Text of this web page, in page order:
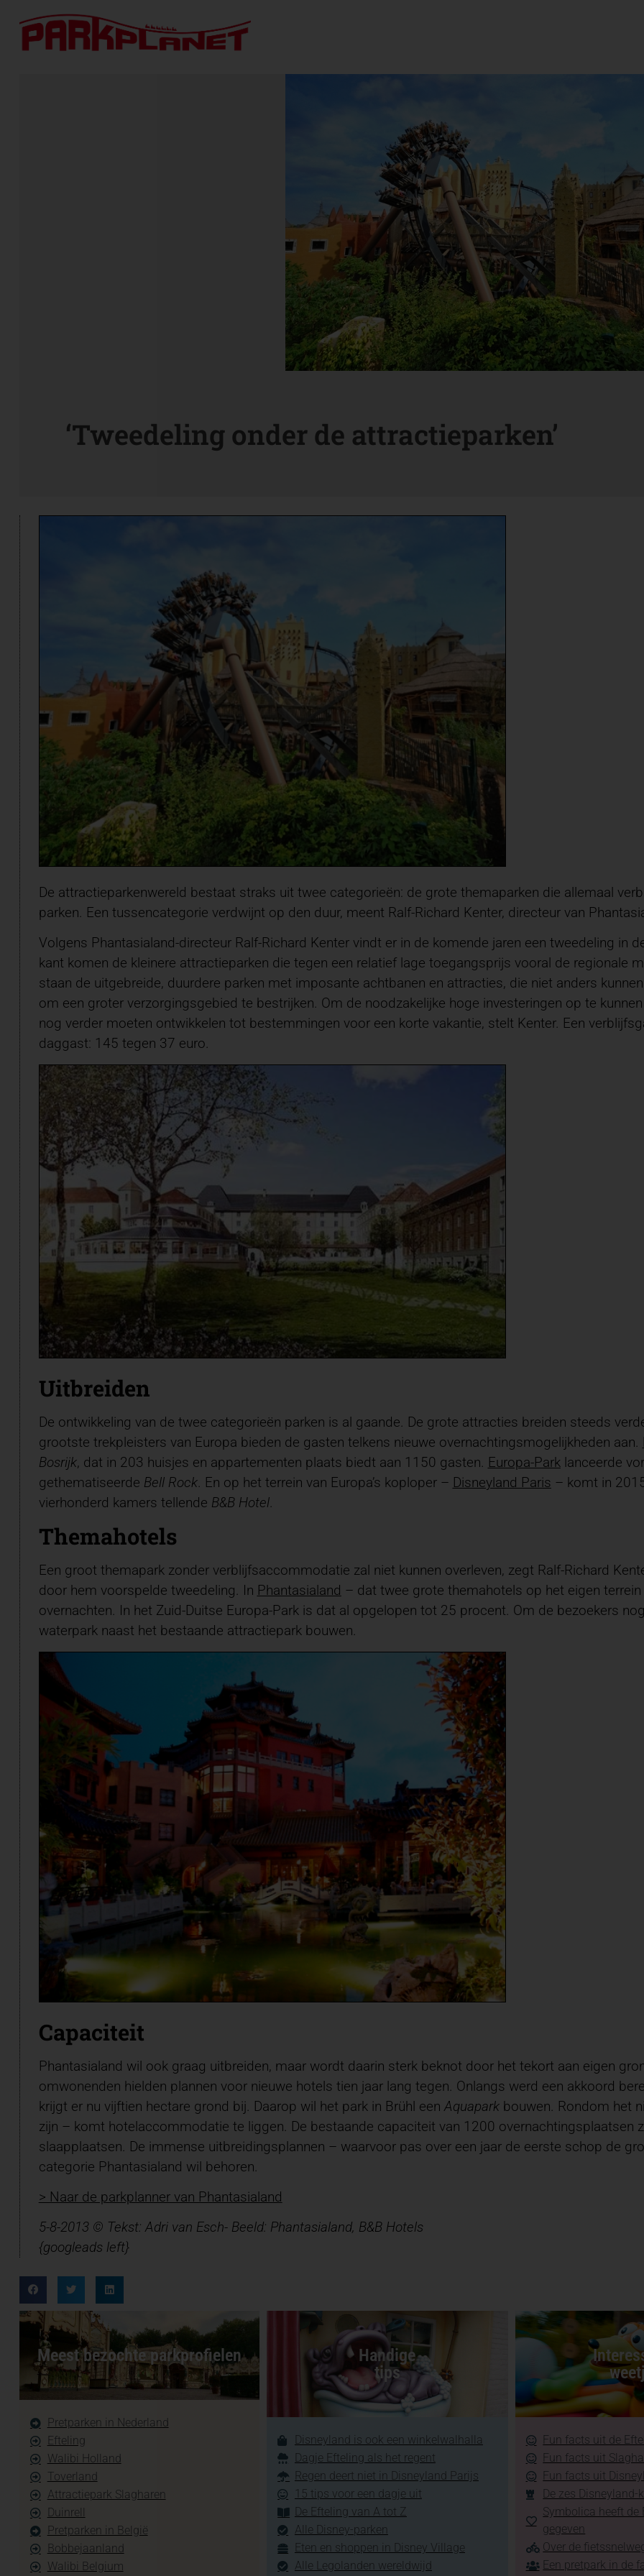
‘Tweedeling onder de attractieparken’
De attractieparkenwereld bestaat straks uit twee categorieën: de grote themaparken die allemaal
parken. Een tussencategorie verdwijnt op den duur, meent Ralf-Richard Kenter, directeur van
Volgens Phantasialand-directeur Ralf-Richard Kenter vindt er in de komende jaren een tweedeling in
kant komen de kleinere attractieparken die tegen een relatief lage toegangsprijs vooral de regionale
staan de uitgebreide, duurdere parken met imposante achtbanen en attracties, die niet anders
om een groter verzorgingsgebied te bestrijken. Om de noodzakelijke hoge investeringen op te
nog verder moeten ontwikkelen tot bestemmingen voor een korte vakantie, stelt Kenter. Een
daggast: 145 tegen 37 euro.
Uitbreiden
De ontwikkeling van de twee categorieën parken is al gaande. De grote attracties breiden steeds
grootste trekpleisters van Europa bieden de gasten telkens nieuwe overnachtingsmogelijkheden aan.
Bosrijk, dat in 203 huisjes en appartementen plaats biedt aan 1150 gasten. Europa-Parklanceerde
gethematiseerde Bell Rock. En op het terrein van Europa’s koploper – Disneyland Paris – komt in
vierhonderd kamers tellende B&B Hotel.
Themahotels
Een groot themapark zonder verblijfsaccommodatie zal niet kunnen overleven, zegt Ralf-Richard
door hem voorspelde tweedeling. In Phantasialand – dat twee grote themahotels op het eigen
overnachten. In het Zuid-Duitse Europa-Park is dat al opgelopen tot 25 procent. Om de bezoekers
waterpark naast het bestaande attractiepark bouwen.
Capaciteit
Phantasialand wil ook graag uitbreiden, maar wordt daarin sterk beknot door het tekort aan eigen
omwonenden hielden plannen voor nieuwe hotels tien jaar lang tegen. Onlangs werd een akkoord
krijgt er nu vijftien hectare grond bij. Daarop wil het park in Brühl een Aquaparkbouwen. Rondom het
zijn – komt hotelaccommodatie te liggen. De bestaande capaciteit van 1200 overnachtingsplaatsen
slaapplaatsen. De immense uitbreidingsplannen – waarvoor pas over een jaar de eerste schop de
categorie Phantasialand wil behoren.
> Naar de parkplanner van Phantasialand
5-8-2013 © Tekst: Adri van Esch- Beeld: Phantasialand, B&B Hotels
{googleads left}
Meest bezochte parkprofielen
Pretparken in Nederland
Efteling
Walibi Holland
Toverland
Attractiepark Slagharen
Duinrell
Pretparken in België
Bobbejaanland
Walibi Belgium
Handige
tips
Disneyland is ook een winkelwalhalla
Dagje Efteling als het regent
Regen deert niet in Disneyland Parijs
15 tips voor een dagje uit
De Efteling van A tot Z
Alle Disney-parken
Eten en shoppen in Disney Village
Alle Legolanden wereldwijd
Fun facts uit de
Fun facts uit
Fun facts uit
De zes Disneyland-
Symbolica heeft de
gegeven
Over de
Een pretpark in de